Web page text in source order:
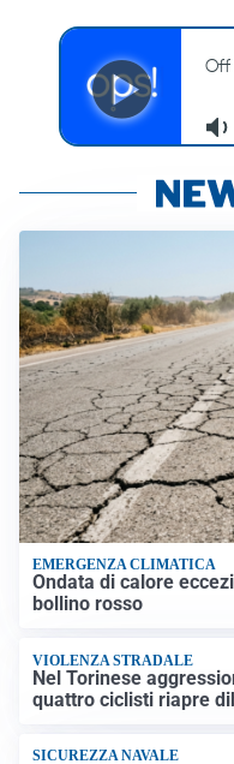
EMERGENZA CLIMATICA
Ondata di calore
bollino rosso
VIOLENZA STRADALE
Nel Torinese
quattro ciclisti riapre
SICUREZZA NAVALE